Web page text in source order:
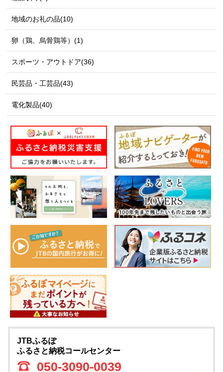
地域のお礼の品(10)
卵（鶏、烏骨鶏等）(1)
スポーツ・アウトドア(36)
民芸品・工芸品(43)
電化製品(40)
JTBふるぽ
ふるさと納税コールセンター
050-3090-0039